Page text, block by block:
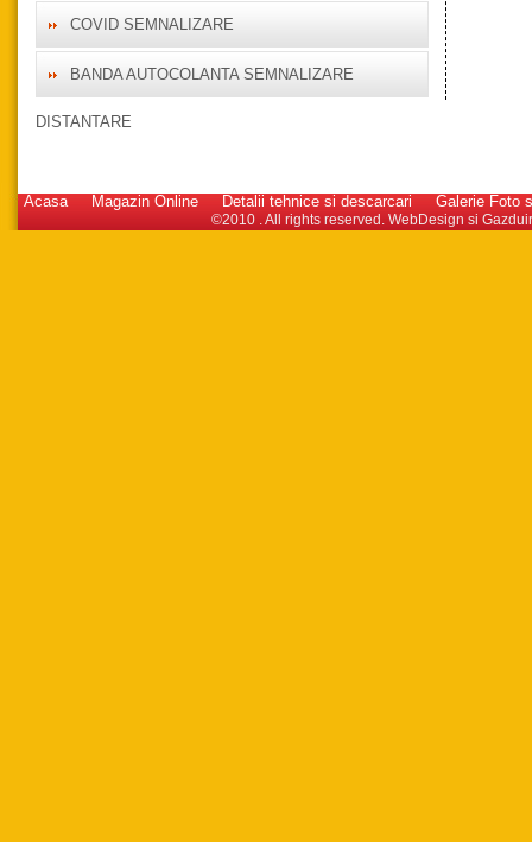
COVID SEMNALIZARE
BANDA AUTOCOLANTA SEMNALIZARE
DISTANTARE
Acasa Magazin Online Detalii tehnice si descarcari Galerie Foto
©2010 . All rights reserved. WebDesign si